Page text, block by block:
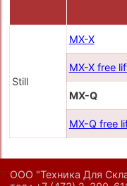
Still
MX-X
MX-X free
MX-Q
MX-Q free
ООО "Техника Для